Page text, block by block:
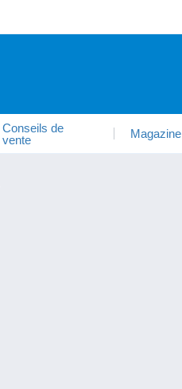
Conseils de
vente
Magazine